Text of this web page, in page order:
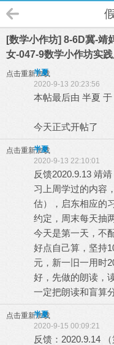
[数学小作坊] 8-6D冀-靖
女-047-9数学小作坊实
点击重新加载
半夏
2020-9-13 20:23:56
本帖最后由 半夏
今天正式开帖了
点击重新加载
半夏
2020-9-13 22:10:01
反馈2020.9.13 靖
习上周学过的内容
估），启东相应的
约定，周末每天抽
今天是第一天，不
好点自己算，坚
元，新一旧一用
好，先做的朗读，
一定把朗读和盲算
点击重新加载
半夏
2020-9-15 00:09:21
反馈：2020.9.14